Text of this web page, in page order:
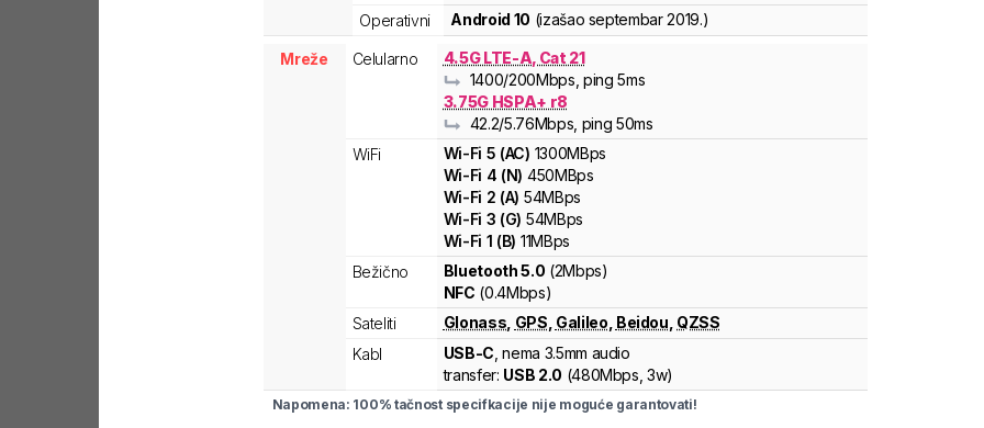
Operativni
Android 10 (izašao septembar 2019.)
Mreže Celularno
4.5G LTE-A, Cat 21
1400/200Mbps , ping 5ms
3.75G HSPA+ r8
42.2/5.76Mbps , ping 50ms
WiFi
Wi-Fi 5 (AC) 1300MBps
Wi-Fi 4 (N) 450MBps
Wi-Fi 2 (A) 54MBps
Wi-Fi 3 (G) 54MBps
Wi-Fi 1 (B) 11MBps
Bežično
Bluetooth 5.0 (2Mbps)
NFC (0.4Mbps)
Sateliti
Glonass GPS Galileo Beidou QZSS
Kabl
USB-C , nema 3.5mm audio
transfer: USB 2.0 (480Mbps,3w)
Napomena: 100% tačnost specifkacije nije moguće garantovati!